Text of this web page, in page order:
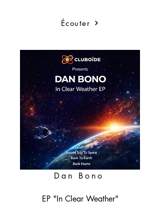
Dan Bono
EP "In Clear Weather"
Écouter